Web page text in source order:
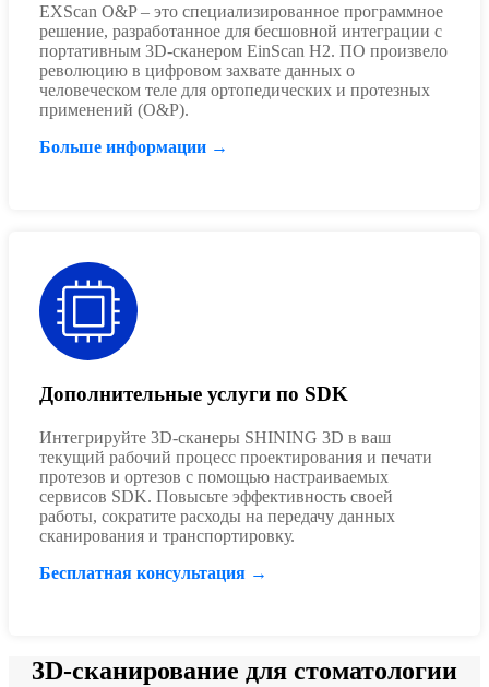
EXScan O&P – это специализированное программное
решение, разработанное для бесшовной интеграции с
портативным 3D-сканером EinScan H2. ПО произвело
революцию в цифровом захвате данных о
человеческом теле для ортопедических и протезных
применений (O&P).
Больше информации →
Дополнительные услуги по SDK
Интегрируйте 3D-сканеры SHINING 3D в ваш
текущий рабочий процесс проектирования и печати
протезов и ортезов с помощью настраиваемых
сервисов SDK. Повысьте эффективность своей
работы, сократите расходы на передачу данных
сканирования и транспортировку.
Бесплатная консультация →
3D-сканирование для стоматологии